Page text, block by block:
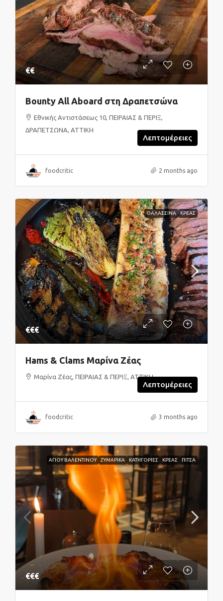
€€
Bounty All Aboard στη Δραπετσώνα
Εθνικής Αντιστάσεως 10, ΠΕΙΡΑΙΑΣ & ΠΕΡΙΞ,
ΔΡΑΠΕΤΣΩΝΑ, ΑΤΤΙΚΗ
Λεπτομέρειες
foodcritic 2 months ago
ΘΑΛΑΣΣΙΝΑ ΚΡΕΑΣ
€€€
Hams & Clams Μαρίνα Ζέας
Μαρίνα Ζέας, ΠΕΙΡΑΙΑΣ & ΠΕΡΙΞ, ΑΤΤΙΚΗ
Λεπτομέρειες
foodcritic 3 months ago
ΑΓΙΟΥ ΒΑΛΕΝΤΙΝΟΥ ΖΥΜΑΡΙΚΑ ΚΑΤΗΓΟΡΙΕΣ ΚΡΕΑΣ ΠΙΤΣΑ
€€€